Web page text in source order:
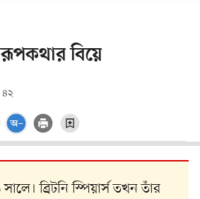
রূপকথার বিয়ে
৪২
ব্রিটনি স্পিয়ার্স তখন তাঁর